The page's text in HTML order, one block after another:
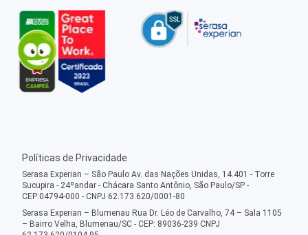
Políticas de Privacidade
Serasa Experian – São Paulo Av. das Nações Unidas, 14.401 - Torre
Sucupira - 24ºandar - Chácara Santo Antônio, São Paulo/SP -
CEP:04794-000 - CNPJ 62.173.620/0001-80
Serasa Experian – Blumenau Rua Dr. Léo de Carvalho, 74 – Sala 1105
– Bairro Velha, Blumenau/SC - CEP: 89036-239 CNPJ